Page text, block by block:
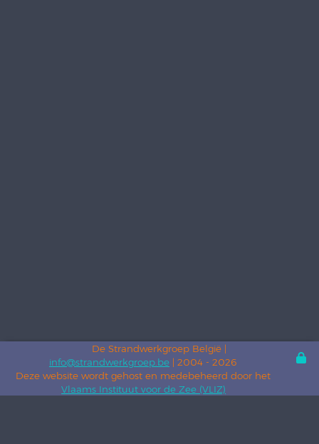
De Strandwerkgroep België |
info@strandwerkgroep.be | 2004 - 2026
Deze website wordt gehost en medebeheerd door het
Vlaams Instituut voor de Zee (VLIZ)